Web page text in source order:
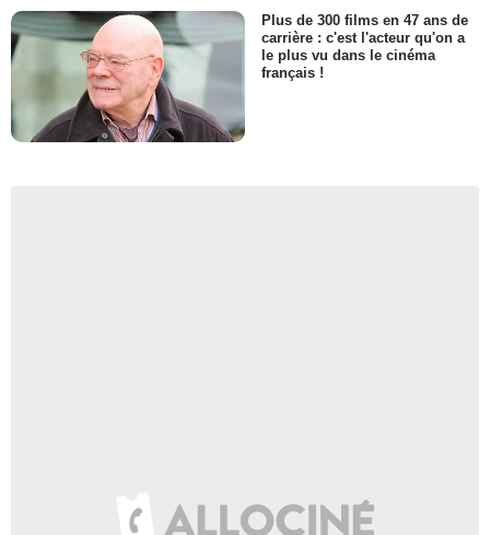
Plus de 300 films en 47 ans de
carrière : c'est l'acteur qu'on a
le plus vu dans le cinéma
français !